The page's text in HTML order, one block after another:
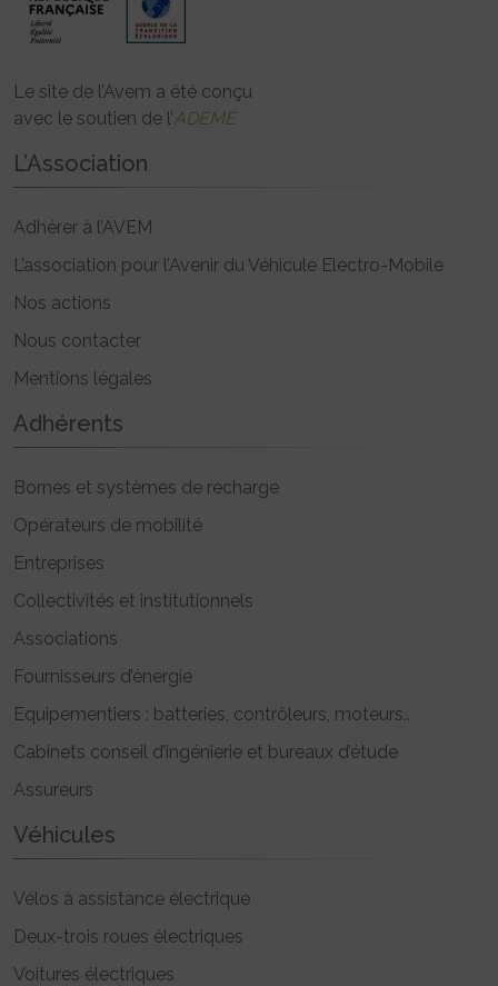
Le site de l’Avem a été conçu
avec le soutien de l’ADEME
L’Association
Adhérer à l’AVEM
L’association pour l’Avenir du Véhicule Electro-Mobile
Nos actions
Nous contacter
Mentions légales
Adhérents
Bornes et systèmes de recharge
Opérateurs de mobilité
Entreprises
Collectivités et institutionnels
Associations
Fournisseurs d’énergie
Equipementiers : batteries, contrôleurs, moteurs..
Cabinets conseil d’ingénierie et bureaux d’étude
Assureurs
Véhicules
Vélos à assistance électrique
Deux-trois roues électriques
Voitures électriques